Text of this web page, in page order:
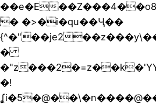
��e�E
� �>�i�qu��Ҷ��
{^�"��je2
�
�!